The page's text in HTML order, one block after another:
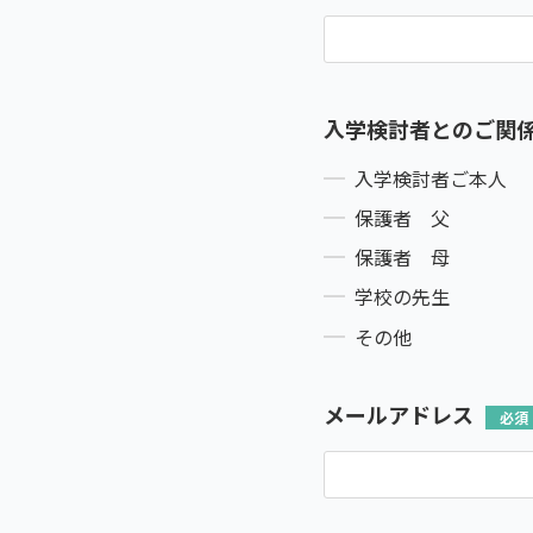
入学検討者とのご関
入学検討者ご本人
保護者 父
保護者 母
学校の先生
その他
メールアドレス